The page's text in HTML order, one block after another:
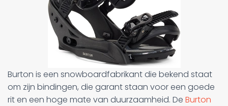
Burton is een snowboardfabrikant die bekend staat
om zijn bindingen, die garant staan voor een goede
rit en een hoge mate van duurzaamheid. De Burton